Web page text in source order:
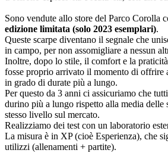
Sono vendute allo store del Parco Corolla
edizione limitata (solo 2023 esemplari).
Queste scarpe diventano il segnale che
in campo, per non assomigliare a nessun
Inoltre, dopo lo stile, il comfort e la
fosse proprio arrivato il momento di offrire
in grado di durate più a lungo.
Per questo da 3 anni ci assicuriamo che
durino più a lungo rispetto alla media delle
stesso livello sul mercato.
Realizziamo dei test con un laboratorio
La misura è in XP (cioè Esperienza), che
utilizzi (allenamenti + partite).